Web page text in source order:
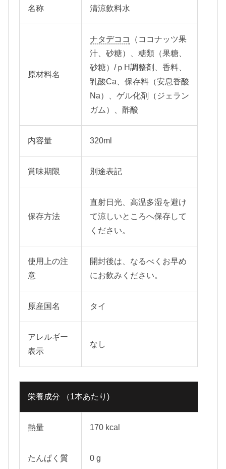
名称 清涼飲料水
原材料名
ナタデココ
（ココナッツ果
汁、砂糖）、糖類（果糖、
砂糖）/ｐH調整剤、香料、
乳酸Ca、保存料（安息香酸
Na）、ゲル化剤（ジェラン
ガム）、酢酸
内容量 320ml
賞味期限 別途表記
保存方法
直射日光、高温多湿を避け
て涼しいところへ保存して
ください。
使用上の注
意
開封後は、なるべくお早め
にお飲みください。
原産国名 タイ
アレルギー
表示
なし
栄養成分 （1本あたり)
熱量 170 kcal
たんぱく質 0 g